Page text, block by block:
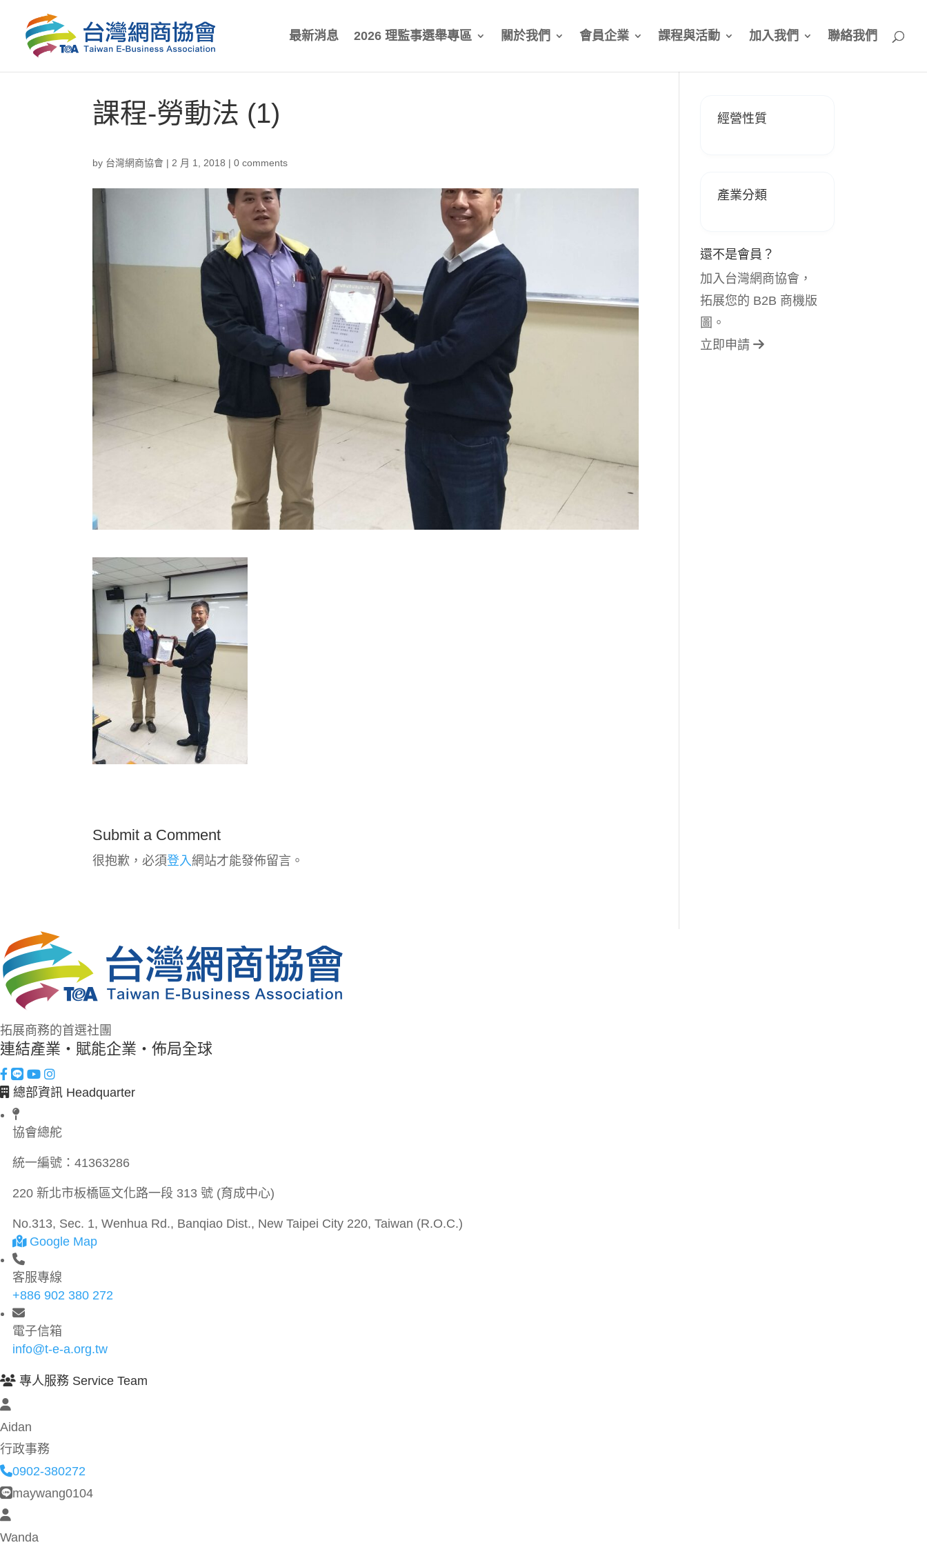
最新消息 2026 理監事選舉專區 關於我們 會員企業 課程與活動 加入我們 聯絡我們
課程-勞動法 (1)
by 台灣網商協會 | 2 月 1, 2018 |0 comments
Submit a Comment
很抱歉，必須登入 網站才能發佈留言。
經營性質
產業分類
還不是會員？
加入台灣網商協會，
拓展您的 B2B 商機版
圖。
立即申請
拓展商務的首選社團
連結產業・賦能企業・佈局全球
總部資訊 Headquarter
協會總舵
統一編號： 41363286
220 新北市板橋區文化路一段 313 號 (育成中心)
No.313, Sec. 1, Wenhua Rd., Banqiao Dist., New Taipei City 220, Taiwan (R.O.C.)
Google Map
客服專線
+886 902 380 272
電子信箱
info@t-e-a.org.tw
專人服務 Service Team
Aidan
行政事務
0902-380272
maywang0104
Wanda